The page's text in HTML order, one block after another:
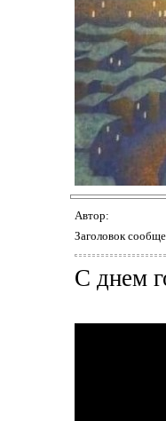
Автор:
Заголовок
С днем